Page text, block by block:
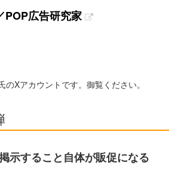
広告研究家
のXアカウントです。御覧ください。
示すること自体が販促になる